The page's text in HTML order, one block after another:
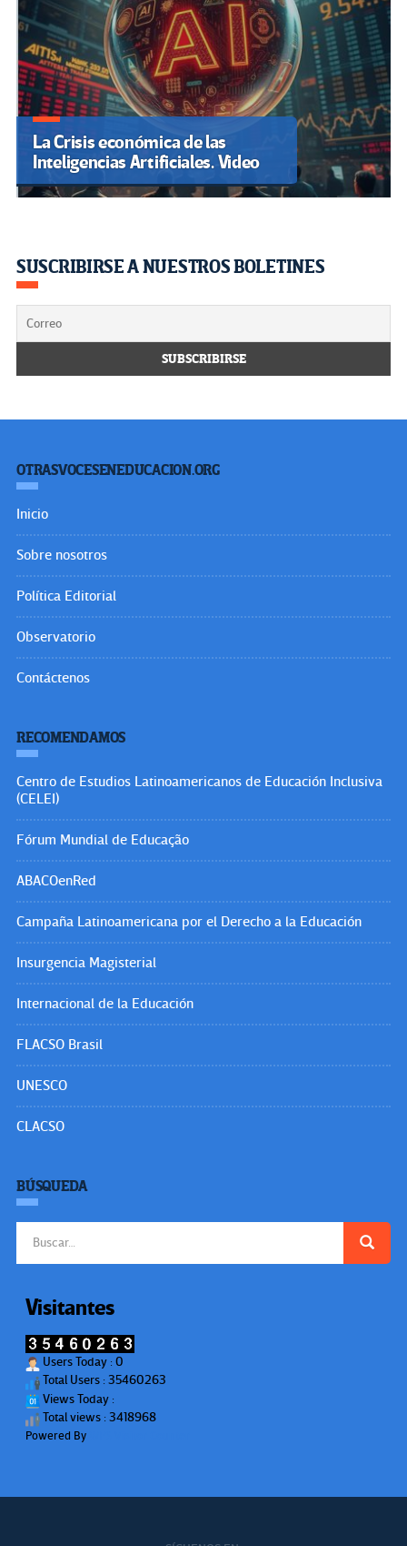
La Crisis económica de las
Inteligencias Artificiales. Video
SUSCRIBIRSE A NUESTROS BOLETINES
OTRASVOCESENEDUCACION.ORG
Inicio
Sobre nosotros
Política Editorial
Observatorio
Contáctenos
RECOMENDAMOS
Centro de Estudios Latinoamericanos de Educación Inclusiva
(CELEI)
Fórum Mundial de Educação
ABACOenRed
Campaña Latinoamericana por el Derecho a la Educación
Insurgencia Magisterial
Internacional de la Educación
FLACSO Brasil
UNESCO
CLACSO
BÚSQUEDA
Visitantes
Users Today : 0
Total Users : 35460263
Views Today :
Total views : 3418968
Powered By